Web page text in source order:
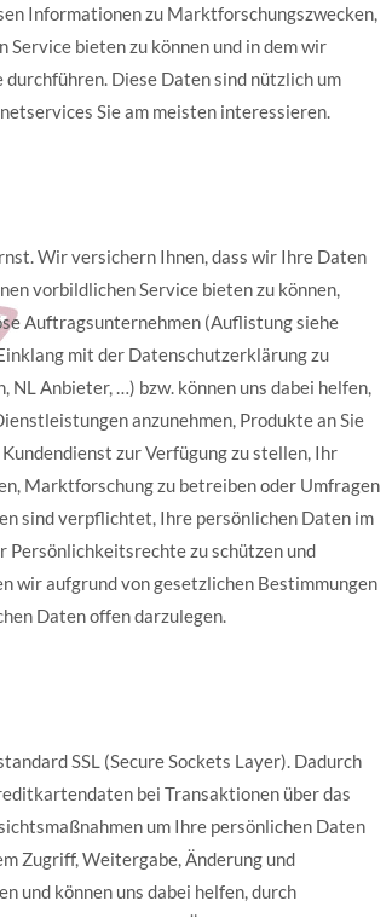
Informationen zu Marktforschungszwecken,
Service bieten zu können und in dem wir
Diese Daten sind nützlich um
Sie am meisten interessieren.
Wir versichern Ihnen, dass wir Ihre Daten
vorbildlichen Service bieten zu können,
Auftragsunternehmen (Auflistung siehe
mit der Datenschutzerklärung zu
Anbieter, …) bzw. können uns dabei helfen,
anzunehmen, Produkte an Sie
zur Verfügung zu stellen, Ihr
Marktforschung zu betreiben oder Umfragen
sind verpflichtet, Ihre persönlichen Daten im
Persönlichkeitsrechte zu schützen und
wir aufgrund von gesetzlichen Bestimmungen
Daten offen darzulegen.
SSL (Secure Sockets Layer). Dadurch
bei Transaktionen über das
um Ihre persönlichen Daten
Zugriff, Weitergabe, Änderung und
und können uns dabei helfen, durch